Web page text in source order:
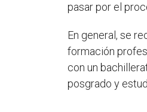
pasar por el
En general, se
formación
con un
posgrado y